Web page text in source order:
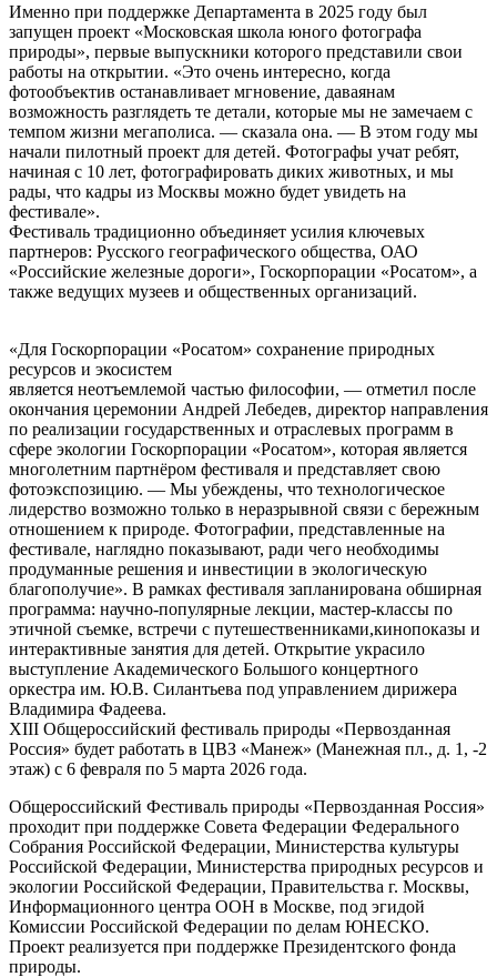
Именно при поддержке Департамента в 2025 году был
запущен проект «Московская школа юного фотографа
природы», первые выпускники которого представили свои
работы на открытии. «Это очень интересно, когда
фотообъектив останавливает мгновение, даваянам
возможность разглядеть те детали, которые мы не замечаем с
темпом жизни мегаполиса. — сказала она. — В этом году мы
начали пилотный проект для детей. Фотографы учат ребят,
начиная с 10 лет, фотографировать диких животных, и мы
рады, что кадры из Москвы можно будет увидеть на
фестивале».
Фестиваль традиционно объединяет усилия ключевых
партнеров: Русского географического общества, ОАО
«Российские железные дороги», Госкорпорации «Росатом», а
также ведущих музеев и общественных организаций.
«Для Госкорпорации «Росатом» сохранение природных
ресурсов и экосистем
является неотъемлемой частью философии, — отметил после
окончания церемонии Андрей Лебедев, директор направления
по реализации государственных и отраслевых программ в
сфере экологии Госкорпорации «Росатом», которая является
многолетним партнёром фестиваля и представляет свою
фотоэкспозицию. — Мы убеждены, что технологическое
лидерство возможно только в неразрывной связи с бережным
отношением к природе. Фотографии, представленные на
фестивале, наглядно показывают, ради чего необходимы
продуманные решения и инвестиции в экологическую
благополучие». В рамках фестиваля запланирована обширная
программа: научно-популярные лекции, мастер-классы по
этичной съемке, встречи с путешественниками,кинопоказы и
интерактивные занятия для детей. Открытие украсило
выступление Академического Большого концертного
оркестра им. Ю.В. Силантьева под управлением дирижера
Владимира Фадеева.
XIII Общероссийский фестиваль природы «Первозданная
Россия» будет работать в ЦВЗ «Манеж» (Манежная пл., д. 1, -2
этаж) с 6 февраля по 5 марта 2026 года.
Общероссийский Фестиваль природы «Первозданная Россия»
проходит при поддержке Совета Федерации Федерального
Собрания Российской Федерации, Министерства культуры
Российской Федерации, Министерства природных ресурсов и
экологии Российской Федерации, Правительства г. Москвы,
Информационного центра ООН в Москве, под эгидой
Комиссии Российской Федерации по делам ЮНЕСКО.
Проект реализуется при поддержке Президентского фонда
природы.